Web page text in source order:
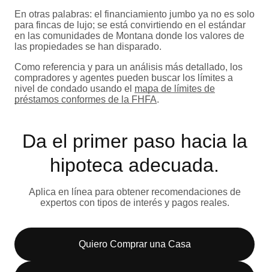
En otras palabras: el financiamiento jumbo ya no es solo
para fincas de lujo; se está convirtiendo en el estándar
en las comunidades de Montana donde los valores de
las propiedades se han disparado.
Como referencia y para un análisis más detallado, los
compradores y agentes pueden buscar los límites a
nivel de condado usando el mapa de límites de
préstamos conformes de la FHFA.
Da el primer paso hacia la
hipoteca adecuada.
Aplica en línea para obtener recomendaciones de
expertos con tipos de interés y pagos reales.
Quiero Comprar una Casa